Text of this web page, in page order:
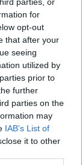
for
opt-out
that after your
seeing
utilized by
prior to
further
parties on the
may
IAB’s List of
it to other